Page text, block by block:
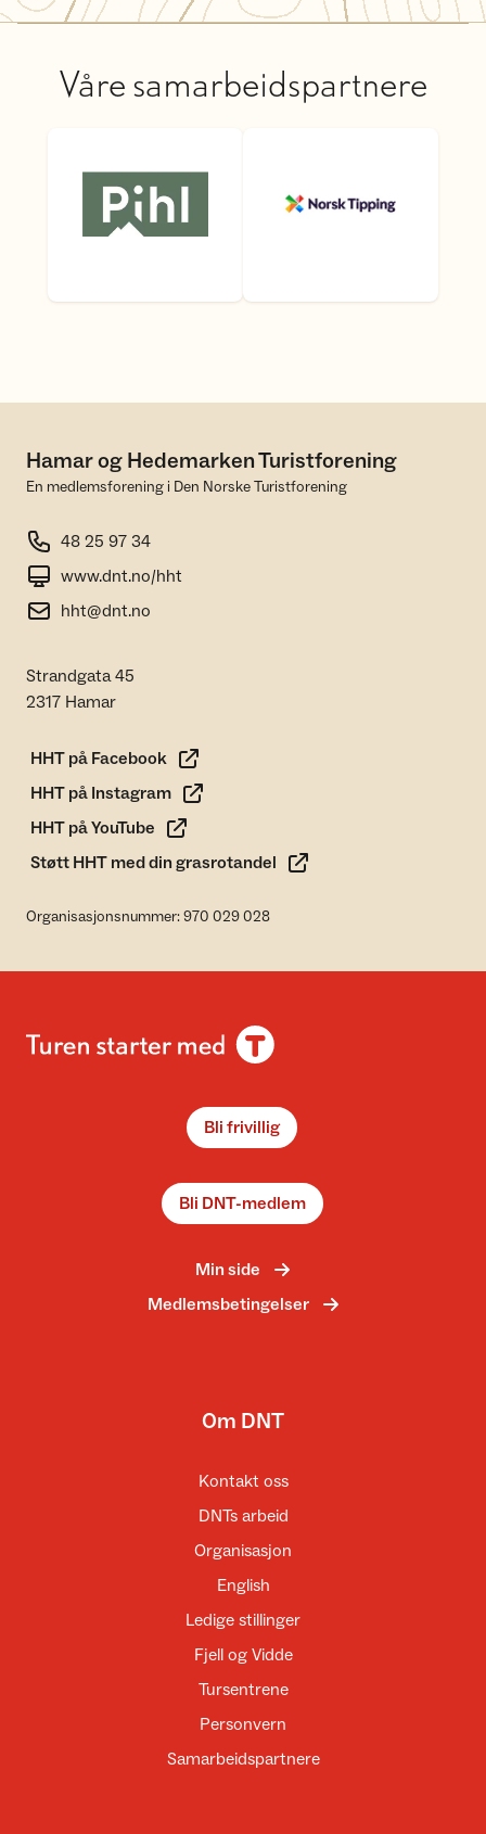
Våre samarbeidspartnere
Hamar og Hedemarken Turistforening
En medlemsforening i Den Norske Turistforening
48 25 97 34
www.dnt.no/hht
hht@dnt.no
Strandgata 45
2317 Hamar
HHT på Facebook
HHT på Instagram
HHT på YouTube
Støtt HHT med din grasrotandel
Organisasjonsnummer: 970 029 028
Bli frivillig
Bli DNT-medlem
Min side
Medlemsbetingelser
Om DNT
Kontakt oss
DNTs arbeid
Organisasjon
English
Ledige stillinger
Fjell og Vidde
Tursentrene
Personvern
Samarbeidspartnere